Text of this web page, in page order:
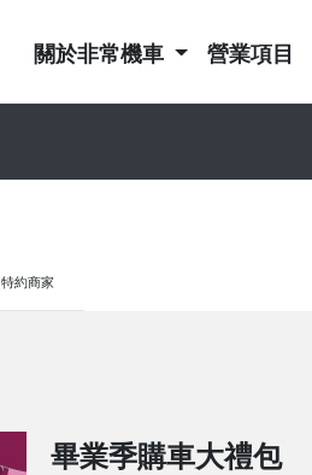
關於非常機車 營業項目
特約商家
畢業季購車大禮包